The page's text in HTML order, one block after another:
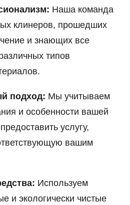
Наша команда
клинеров, прошедших
и знающих все
типов
подход: Мы учитываем
и особенности вашей
услугу,
вашим
Используем
и экологически чистые